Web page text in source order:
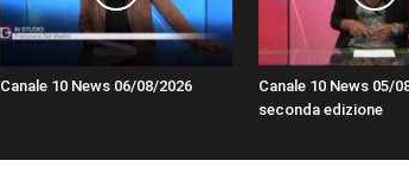
Canale 10 News 06/08/2026
Canale 10 News 05/
seconda edizione